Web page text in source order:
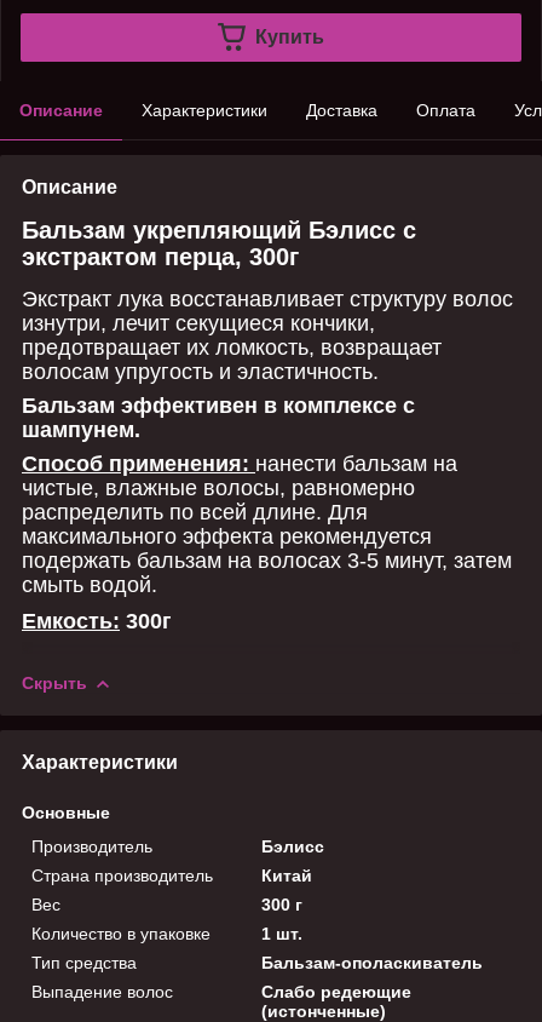
Купить
Описание Характеристики Доставка Оплата
Описание
Бальзам укрепляющий Бэлисс с
экстрактом перца, 300г
Экстракт лука восстанавливает структуру волос
изнутри, лечит секущиеся кончики,
предотвращает их ломкость, возвращает
волосам упругость и эластичность.
Бальзам эффективен в комплексе с
шампунем.
Способ применения: нанести бальзам на
чистые, влажные волосы, равномерно
распределить по всей длине. Для
максимального эффекта рекомендуется
подержать бальзам на волосах 3-5 минут, затем
смыть водой.
Емкость: 300г
Скрыть
Характеристики
Основные
Производитель
Бэлисс
Страна производитель
Китай
Вес
300 г
Количество в упаковке
1 шт.
Тип средства
Бальзам-ополаскиватель
Выпадение волос
Слабо редеющие
(истонченные)